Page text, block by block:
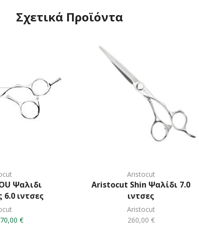
Σχετικά Προϊόντα
Ψαλιδι
ιντσες
Original
70,00 €Η
Aristocut
Aristocut Shin Ψαλίδι 7.0
ιντσες
Aristocut
260,00 €